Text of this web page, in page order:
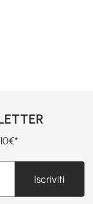
Iscriviti